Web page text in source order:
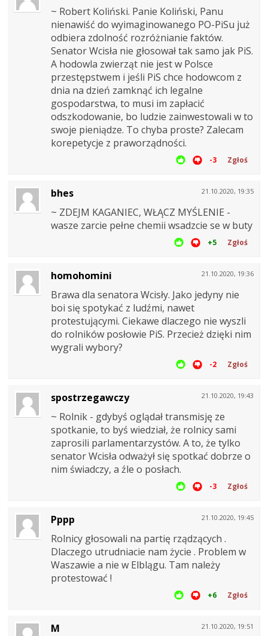
~ Robert Koliński. Panie Koliński, Panu
nienawiść do wyimaginowanego PO-PiSu już
odbiera zdolność rozróżnianie faktów.
Senator Wcisła nie głosował tak samo jak PiS.
A hodowla zwierząt nie jest w Polsce
przestępstwem i jeśli PiS chce hodowcom z
dnia na dzień zamknąć ich legalne
gospodarstwa, to musi im zapłacić
odszkodowanie, bo ludzie zainwestowali w to
swoje pieniądze. To chyba proste? Zalecam
korepetycje z praworządności.
-3 Zgłoś
21.10.2020, 19:35
bhes
~ ZDEJM KAGANIEC, WŁĄCZ MYŚLENIE -
wasze zarcie pełne chemii wsadzcie se w buty
+5 Zgłoś
21.10.2020, 19:36
homohomini
Brawa dla senatora Wcisły. Jako jedyny nie
boi się spotykać z ludźmi, nawet
protestującymi. Ciekawe dlaczego nie wyszli
do rolników posłowie PiS. Przecież dzięki nim
wygrali wybory?
-2 Zgłoś
21.10.2020, 19:43
spostrzegawczy
~ Rolnik - gdybyś oglądał transmisję ze
spotkanie, to byś wiedział, że rolnicy sami
zaprosili parlamentarzystów. A to, że tylko
senator Wcisła odważył się spotkać dobrze o
nim świadczy, a źle o posłach.
-3 Zgłoś
21.10.2020, 19:45
Pppp
Rolnicy głosowali na partię rządzących .
Dlaczego utrudniacie nam życie . Problem w
Waszawie a nie w Elblągu. Tam należy
protestować !
+6 Zgłoś
21.10.2020, 19:51
M